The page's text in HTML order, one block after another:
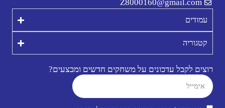
Z8000160@gmail.com
עמודים
קטגוריה
רוצים לקבל עדכונים על משחקים חדשים ומבצעים?